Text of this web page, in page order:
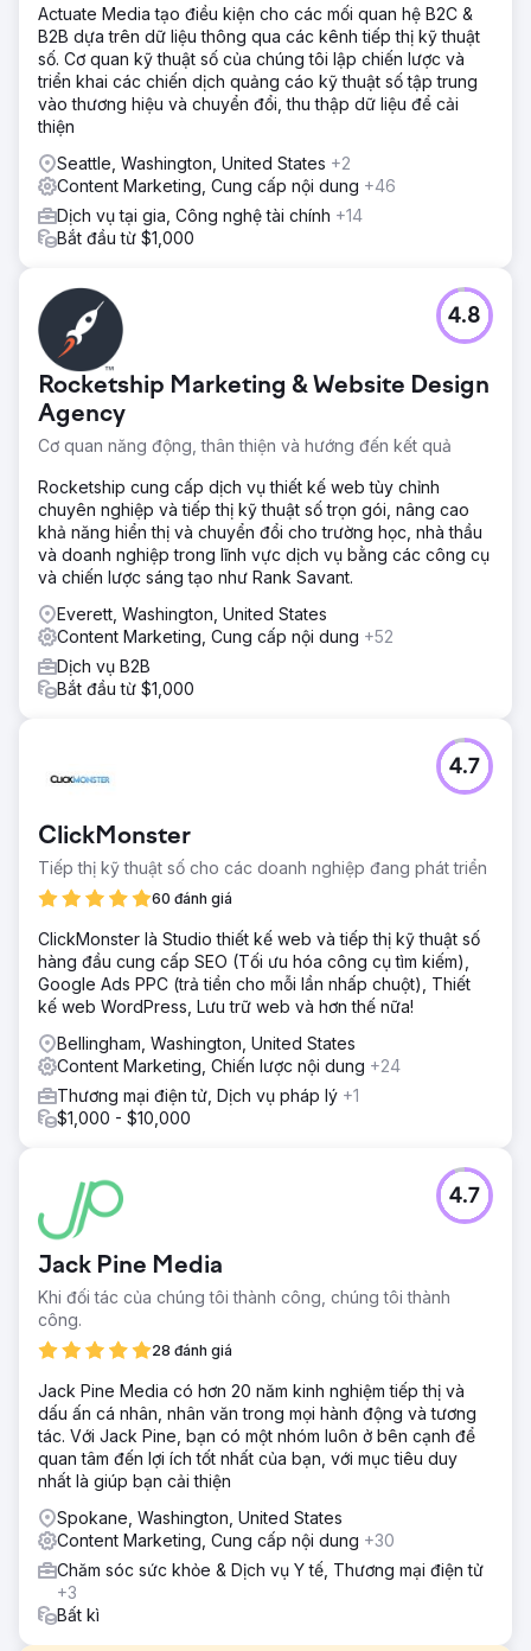
Actuate Media tạo điều kiện cho các mối quan hệ B2C &
B2B dựa trên dữ liệu thông qua các kênh tiếp thị kỹ thuật
số. Cơ quan kỹ thuật số của chúng tôi lập chiến lược và
triển khai các chiến dịch quảng cáo kỹ thuật số tập trung
vào thương hiệu và chuyển đổi, thu thập dữ liệu để cải
thiện
Seattle, Washington, United States +2
Content Marketing, Cung cấp nội dung +46
Dịch vụ tại gia, Công nghệ tài chính +14
Bắt đầu từ $1,000
Rocketship Marketing & Website Design
Agency
Cơ quan năng động, thân thiện và hướng đến kết quả
4.8
Rocketship cung cấp dịch vụ thiết kế web tùy chỉnh
chuyên nghiệp và tiếp thị kỹ thuật số trọn gói, nâng cao
khả năng hiển thị và chuyển đổi cho trường học, nhà thầu
và doanh nghiệp trong lĩnh vực dịch vụ bằng các công cụ
và chiến lược sáng tạo như Rank Savant.
Everett, Washington, United States
Content Marketing, Cung cấp nội dung +52
Dịch vụ B2B
Bắt đầu từ $1,000
ClickMonster
Tiếp thị kỹ thuật số cho các doanh nghiệp đang phát triển
60 đánh giá
4.7
ClickMonster là Studio thiết kế web và tiếp thị kỹ thuật số
hàng đầu cung cấp SEO (Tối ưu hóa công cụ tìm kiếm),
Google Ads PPC (trả tiền cho mỗi lần nhấp chuột), Thiết
kế web WordPress, Lưu trữ web và hơn thế nữa!
Bellingham, Washington, United States
Content Marketing, Chiến lược nội dung +24
Thương mại điện tử, Dịch vụ pháp lý +1
$1,000 - $10,000
Jack Pine Media
Khi đối tác của chúng tôi thành công, chúng tôi thành
công.
28 đánh giá
4.7
Jack Pine Media có hơn 20 năm kinh nghiệm tiếp thị và
dấu ấn cá nhân, nhân văn trong mọi hành động và tương
tác. Với Jack Pine, bạn có một nhóm luôn ở bên cạnh để
quan tâm đến lợi ích tốt nhất của bạn, với mục tiêu duy
nhất là giúp bạn cải thiện
Spokane, Washington, United States
Content Marketing, Cung cấp nội dung +30
Chăm sóc sức khỏe & Dịch vụ Y tế, Thương mại điện tử
+3
Bất kì